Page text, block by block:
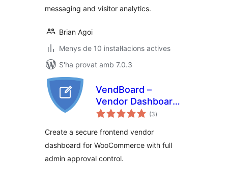
messaging and visitor analytics.
Brian Agoi
Menys de 10 instal·lacions actives
S'ha provat amb 7.0.3
VendBoard –
Vendor Dashboard
for WooCommerce
(3puntuacions
totals
)
Create a secure frontend vendor
dashboard for WooCommerce with full
admin approval control.